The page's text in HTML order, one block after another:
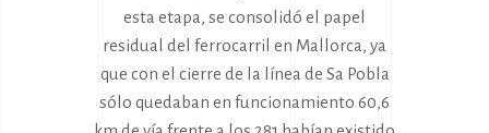
esta etapa, se consolidó el papel
residual del ferrocarril en Mallorca, ya
que con el cierre de la línea de Sa Pobla
sólo quedaban en funcionamiento 60,6